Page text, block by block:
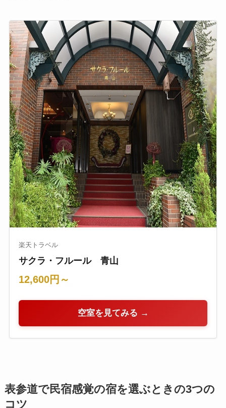
楽天トラベル
サクラ・フルール 青山
12,600円～
空室を見てみる →
表参道で民宿感覚の宿を選ぶときの3つの
コツ